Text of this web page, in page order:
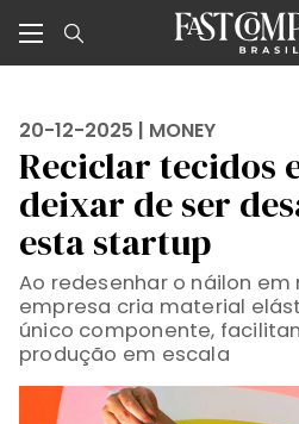
20-12-2025 | MONEY
Reciclar tecidos
deixar de ser
esta startup
Ao redesenhar o náilon
empresa cria material
único componente,
produção em escala